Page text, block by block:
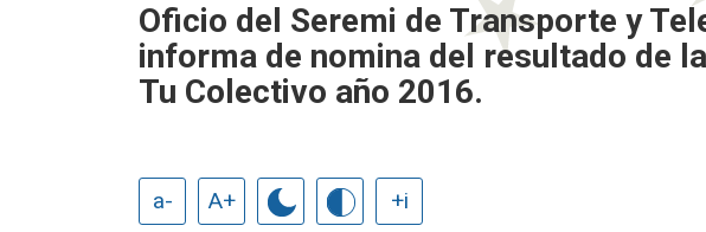
Oficio del Seremi de Transporte y
informa de nomina del resultado de
Tu Colectivo año 2016.
a- A+ +i